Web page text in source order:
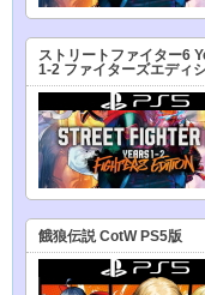
ストリートファイター6
1-2 ファイターズエディ
餓狼伝説 CotW PS5版